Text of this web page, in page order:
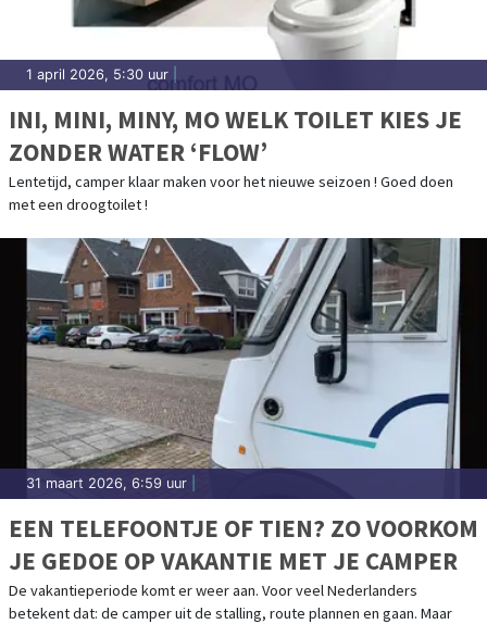
1 april 2026, 5:30 uur
INI, MINI, MINY, MO WELK TOILET KIES JE
ZONDER WATER ‘FLOW’
Lentetijd, camper klaar maken voor het nieuwe seizoen ! Goed doen
met een droogtoilet !
31 maart 2026, 6:59 uur
EEN TELEFOONTJE OF TIEN? ZO VOORKOM
JE GEDOE OP VAKANTIE MET JE CAMPER
De vakantieperiode komt er weer aan. Voor veel Nederlanders
betekent dat: de camper uit de stalling, route plannen en gaan. Maar